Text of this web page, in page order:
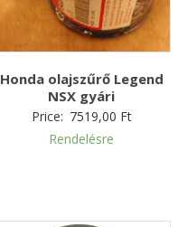
Honda olajszűrő Legend
NSX gyári
Price: 7519,00 Ft
Rendelésre